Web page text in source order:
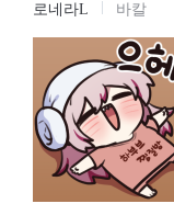
로네라L 바칼